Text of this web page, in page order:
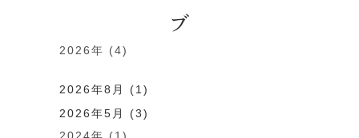
ブ
2026年 (4)
2026年8月 (1)
2026年5月 (3)